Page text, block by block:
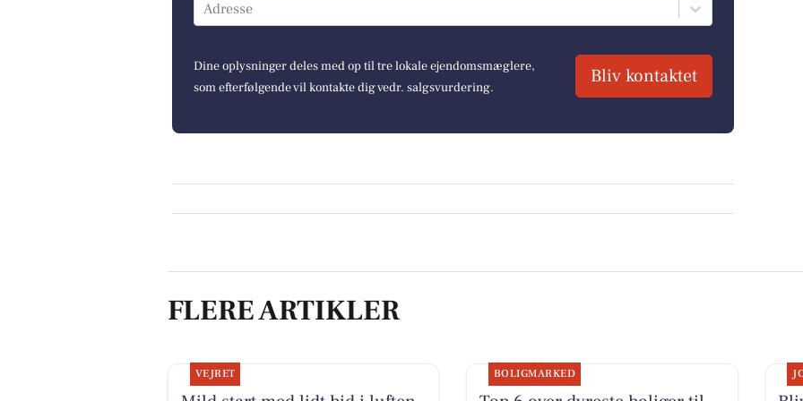
Adresse
Dine oplysninger deles med op til tre lokale ejendomsmæglere,
som efterfølgende vil kontakte dig vedr. salgsvurdering.
Bliv kontaktet
FLERE ARTIKLER
VEJRET BOLIGMARKED